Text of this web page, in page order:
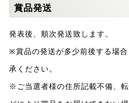
賞品発送
発表後、順次発送致します。
※賞品の発送が多少前後する場
承ください。
※ご当選者様の住所記載不備、